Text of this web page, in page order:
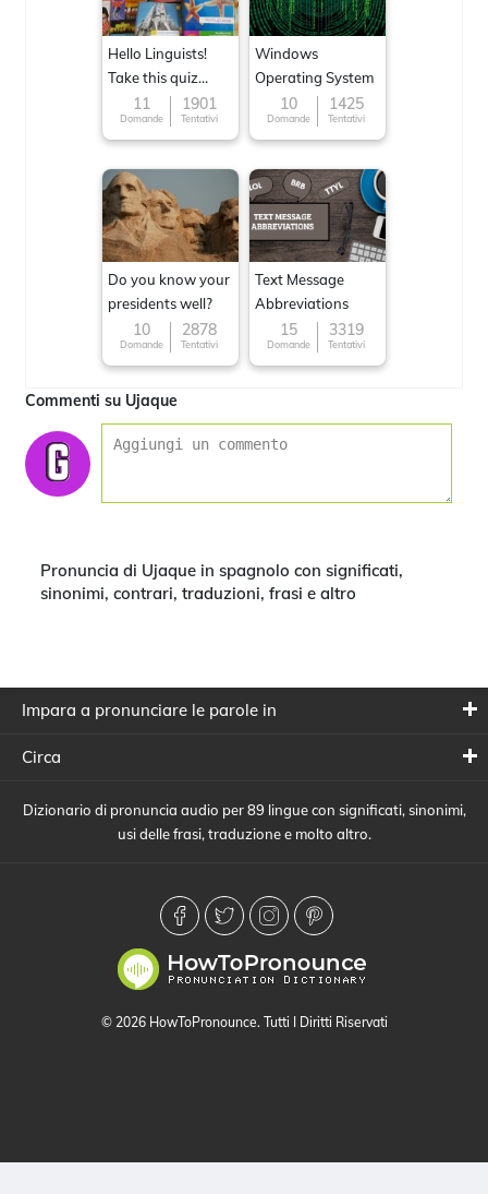
Hello Linguists!
Take this quiz
now!11
Domande
1901
Tentativi
Windows
Operating System
10
Domande
1425
Tentativi
Do you know your
presidents well?
10
Domande
2878
Tentativi
Text Message
Abbreviations
15
Domande
3319
Tentativi
Commenti su Ujaque
Pronuncia di Ujaque in spagnolo con significati,
sinonimi, contrari, traduzioni, frasi e altro
Impara a pronunciare le parole in
Circa
Dizionario di pronuncia audio per 89 lingue con significati, sinonimi,
usi delle frasi, traduzione e molto altro.
© 2026 HowToPronounce. Tutti I Diritti Riservati